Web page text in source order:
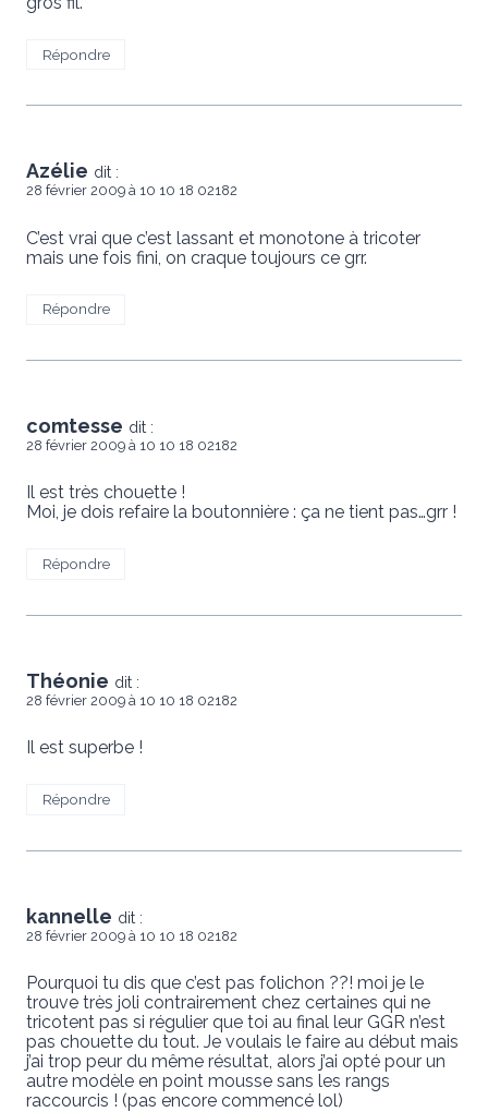
Répondre
Azélie dit :
28 février 2009 à 10 10 18 02182
C’est vrai que c’est lassant et monotone à tricoter
mais une fois fini, on craque toujours ce grr.
Répondre
comtesse dit :
28 février 2009 à 10 10 18 02182
Il est très chouette !
Moi, je dois refaire la boutonnière : ça ne tient pas…grr !
Répondre
Théonie dit :
28 février 2009 à 10 10 18 02182
Il est superbe !
Répondre
kannelle dit :
28 février 2009 à 10 10 18 02182
Pourquoi tu dis que c’est pas folichon ??! moi je le
trouve très joli contrairement chez certaines qui ne
tricotent pas si régulier que toi au final leur GGR n’est
pas chouette du tout. Je voulais le faire au début mais
j’ai trop peur du même résultat, alors j’ai opté pour un
autre modèle en point mousse sans les rangs
raccourcis ! (pas encore commencé lol)